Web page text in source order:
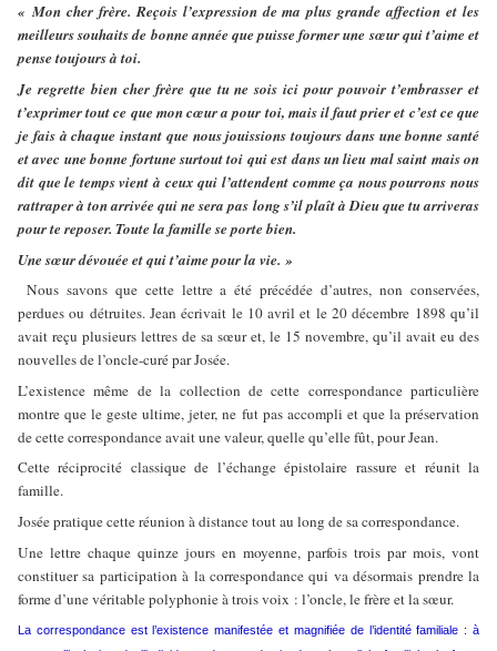
« Mon cher frère. Reçois l’expression de ma plus grande affection et les
meilleurs souhaits de bonne année que puisse former une sœur qui t’aime et
pense toujours à toi.
Je regrette bien cher frère que tu ne sois ici pour pouvoir t’embrasser et
t’exprimer tout ce que mon cœur a pour toi, mais il faut prier et c’est ce que
je fais à chaque instant que nous jouissions toujours dans une bonne santé
et avec une bonne fortune surtout toi qui est dans un lieu mal saint mais on
dit que le temps vient à ceux qui l’attendent comme ça nous pourrons nous
rattraper à ton arrivée qui ne sera pas long s’il plaît à Dieu que tu arriveras
pour te reposer. Toute la famille se porte bien.
Une sœur dévouée et qui t’aime pour la vie. »
Nous savons que cette lettre a été précédée d’autres, non conservées,
perdues ou détruites. Jean écrivait le 10 avril et le 20 décembre 1898 qu’il
avait reçu plusieurs lettres de sa sœur et, le 15 novembre, qu’il avait eu des
nouvelles de l’oncle-curé par Josée.
L’existence même de la collection de cette correspondance particulière
montre que le geste ultime, jeter, ne fut pas accompli et que la préservation
de cette correspondance avait une valeur, quelle qu’elle fût, pour Jean.
Cette réciprocité classique de l’échange épistolaire rassure et réunit la
famille.
Josée pratique cette réunion à distance tout au long de sa correspondance.
Une lettre chaque quinze jours en moyenne, parfois trois par mois, vont
constituer sa participation à la correspondance qui va désormais prendre la
forme d’une véritable polyphonie à trois voix : l’oncle, le frère et la sœur.
La correspondance est l’existence manifestée et magnifiée de l’identité familiale : à